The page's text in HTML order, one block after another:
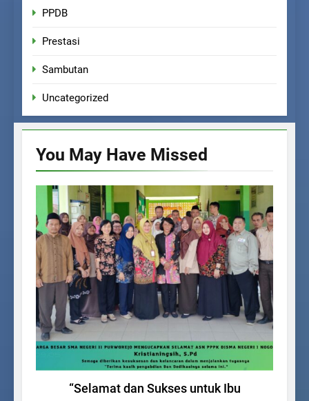
PPDB
Prestasi
Sambutan
Uncategorized
You May Have Missed
BERITA SEKOLAH
“Selamat dan Sukses untuk Ibu